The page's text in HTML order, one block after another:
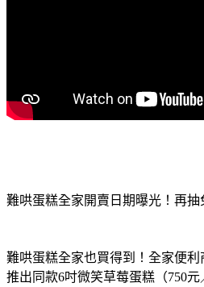
難哄蛋糕全家開賣日期曝光！再抽
難哄蛋糕全家也買得到！全家便
推出同款6吋微笑草莓蛋糕（750